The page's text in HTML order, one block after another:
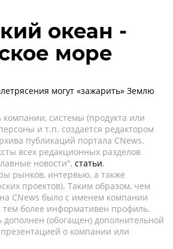
океан -
море
могут «зажарить» Землю
системы (продукта или
и т.п. создается редактором
публикаций портала CNews.
всех редакционных разделов
новости", статьи,
рынков, интервью, а также
проектов). Таким образом, чем
CNews было с именем компании
тем более информативен профиль.
(обогащен) дополнительной
о компании или